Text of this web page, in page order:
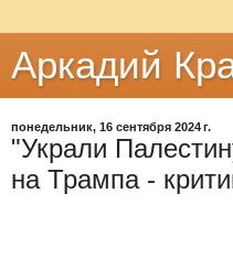
Аркадий
понедельник, 16 сентября 2024 г.
"Украли
на Трампа -